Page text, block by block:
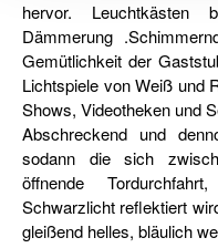
hervor.
Dämmerung
Gemütlichkeit der
Lichtspiele von Weiß und
Shows, Videotheken und
Abschreckend und
sodann die sich
öffnende
Schwarzlicht reflektiert
gleißend helles, bläulich